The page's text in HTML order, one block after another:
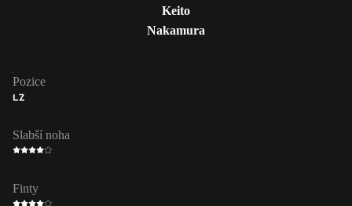
Keito
Nakamura
Pozice
LZ
Slabší noha
Finty